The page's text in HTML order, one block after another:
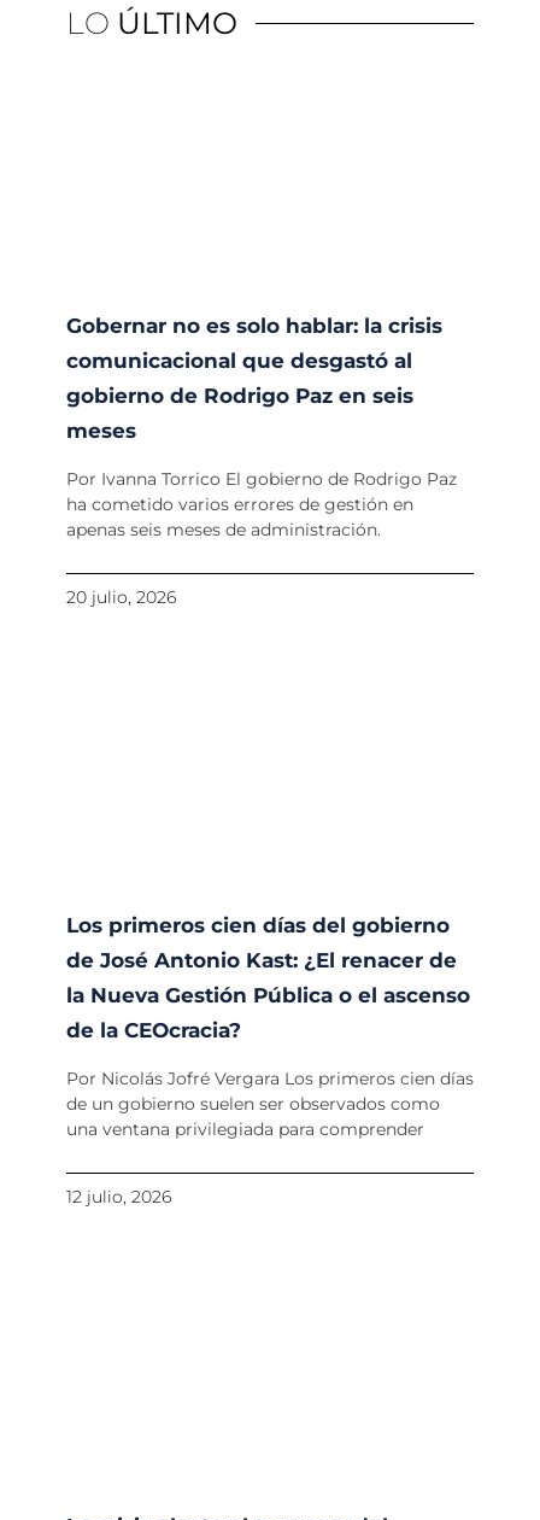
LO ÚLTIMO
Gobernar no es solo hablar: la crisis
comunicacional que desgastó al
gobierno de Rodrigo Paz en seis
meses
Por Ivanna Torrico El gobierno de Rodrigo Paz
ha cometido varios errores de gestión en
apenas seis meses de administración.
20 julio, 2026
Los primeros cien días del gobierno
de José Antonio Kast: ¿El renacer de
la Nueva Gestión Pública o el ascenso
de la CEOcracia?
Por Nicolás Jofré Vergara Los primeros cien días
de un gobierno suelen ser observados como
una ventana privilegiada para comprender
12 julio, 2026